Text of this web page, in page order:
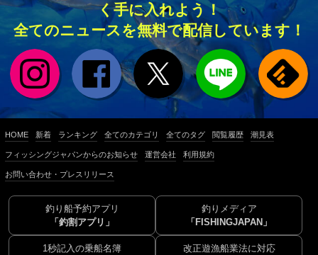
く手に入れよう！
全てのニュースを無料で配信しています！
HOME 新着 ランキング 全てのカテゴリ 全てのタグ 閲覧履歴 潮見表
フィッシングジャパンからのお知らせ 運営会社 利用規約
お問い合わせ・プレスリリース
釣り船予約アプリ
「釣割アプリ」
釣りメディア
「FISHINGJAPAN」
1秒記入の乗船名簿
改正遊漁船業法に対応